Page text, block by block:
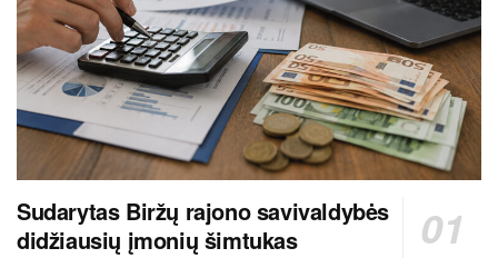
Sudarytas Biržų rajono savivaldybės
didžiausių įmonių šimtukas